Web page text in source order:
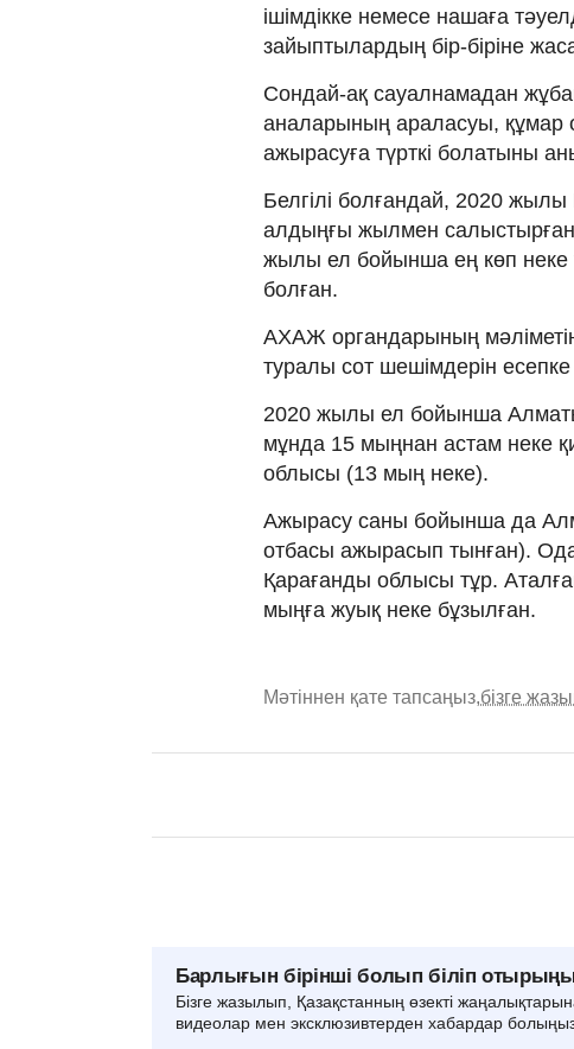
ішімдікке немесе нашаға
зайыптылардың бір-біріне
Сондай-ақ сауалнамадан
аналарының араласуы, құмар
ажырасуға түрткі болатыны
Белгілі болғандай, 2020
алдыңғы жылмен
жылы ел бойынша ең көп неке
болған.
АХАЖ органдарының
туралы сот шешімдерін
2020 жылы ел бойынша
мұнда 15 мыңнан астам неке
облысы (13 мың неке).
Ажырасу саны бойынша да
отбасы ажырасып тынған).
Қарағанды облысы тұр.
мыңға жуық неке бұзылған.
Мәтіннен қате тапсаңыз,бізге
Барлығын бірінші болып біліп
Бізге жазылып, Қазақстанның өзекті
видеолар мен эксклюзивтерден хабардар